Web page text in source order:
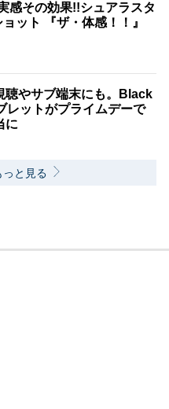
感その効果!!シュアラスタ
ット 『ザ・体感！！』
聴やサブ端末にも。Black
レットがプライムデーで
に
と見る